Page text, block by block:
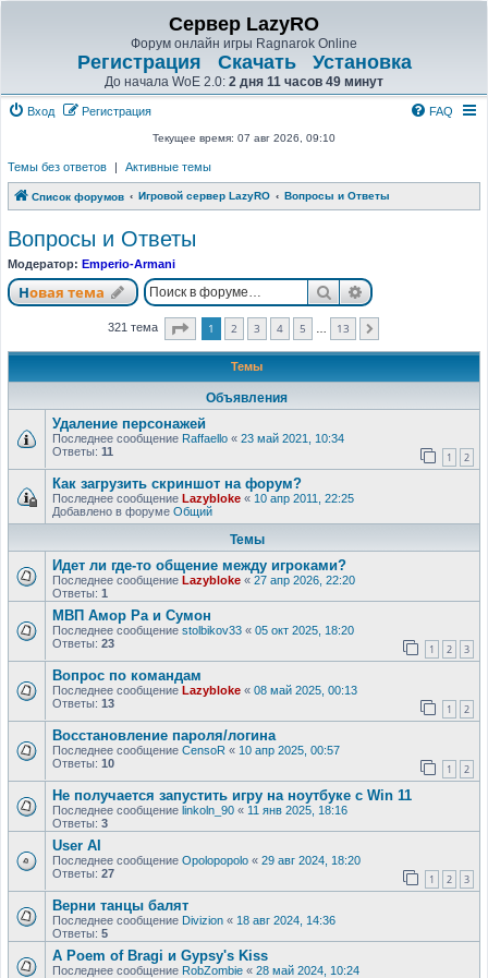
Сервер LazyRO
Форум онлайн игры Ragnarok Online
Регистрация Скачать Установка
До начала WoE 2.0: 2 дня 11 часов 49 минут
Вход Регистрация FAQ
Текущее время: 07 авг 2026, 09:10
Темы без ответов | Активные темы
Список форумов Игровой сервер LazyRO Вопросы и Ответы
Вопросы и Ответы
Модератор: Emperio-Armani
Новая тема ПоискРасширенный
321 тема Страница из
1 2 3 4 5 13
Темы
Объявления
Удаление персонажей
Последнее сообщение Raffaello « 23 май 2021, 10:34
Ответы: 11 1 2
Как загрузить скриншот на форум?
Последнее сообщение Lazybloke « 10 апр 2011, 22:25
Добавлено в форуме Общий
Темы
Идет ли где-то общение между игроками?
Последнее сообщение Lazybloke « 27 апр 2026, 22:20
Ответы: 1
МВП Амор Ра и Сумон
Последнее сообщение stolbikov33 « 05 окт 2025, 18:20
Ответы: 23 1 2 3
Вопрос по командам
Последнее сообщение Lazybloke « 08 май 2025, 00:13
Ответы: 13 1 2
Восстановление пароля/логина
Последнее сообщение CensoR « 10 апр 2025, 00:57
Ответы: 10 1 2
Не получается запустить игру на ноутбуке с Win 11
Последнее сообщение linkoln_90 « 11 янв 2025, 18:16
Ответы: 3
User AI
Последнее сообщение Opolopopolo « 29 авг 2024, 18:20
Ответы: 27 1 2 3
Верни танцы балят
Последнее сообщение Divizion « 18 авг 2024, 14:36
Ответы: 5
A Poem of Bragi и Gypsy's Kiss
Последнее сообщение RobZombie « 28 май 2024, 10:24